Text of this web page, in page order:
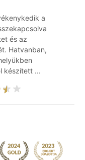
a
és az
Hatvanban,
készített ...